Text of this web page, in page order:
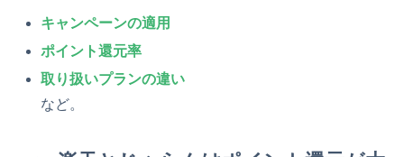
キャンペーンの適用
ポイント還元率
取り扱いプランの違い
など。